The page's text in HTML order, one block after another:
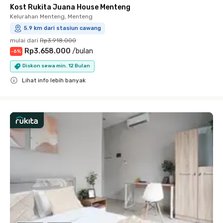
Kost Rukita Juana House Menteng
Kelurahan Menteng, Menteng
5.9 km dari stasiun cawang
mulai dari Rp3.918.000
-6% Rp3.658.000 /bulan
Diskon sewa min. 12 Bulan
Lihat info lebih banyak